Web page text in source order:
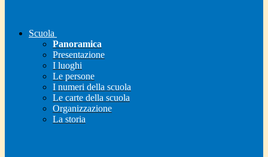
Scuola
Panoramica
Presentazione
I luoghi
Le persone
I numeri della scuola
Le carte della scuola
Organizzazione
La storia